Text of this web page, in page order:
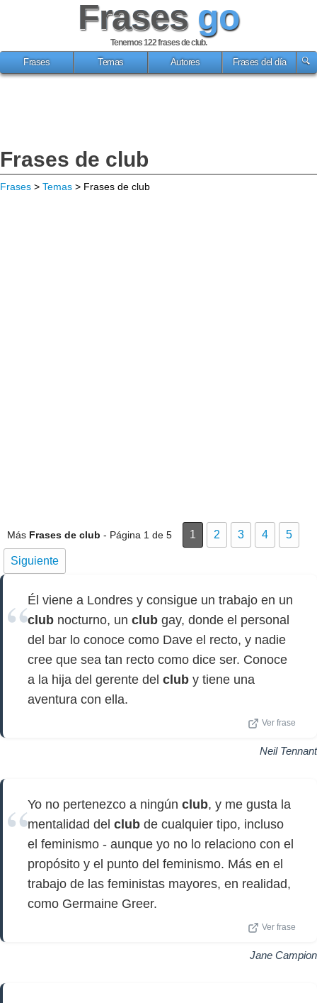
Frases go
Tenemos 122frases de club.
Frases
Temas Autores Frases del día
Frases de club
Frases > Temas > Frases de club
Más Frases de club - Página 1 de 5 1 2 3 4 5
Siguiente
Él viene a Londres y consigue un trabajo en un
club nocturno, un club gay, donde el personal
del bar lo conoce como Dave el recto, y nadie
cree que sea tan recto como dice ser. Conoce
a la hija del gerente del club y tiene una
aventura con ella.
Ver frase
Neil Tennant
Yo no pertenezco a ningún club, y me gusta la
mentalidad del club de cualquier tipo, incluso
el feminismo - aunque yo no lo relaciono con el
propósito y el punto del feminismo. Más en el
trabajo de las feministas mayores, en realidad,
como Germaine Greer.
Ver frase
Jane Campion